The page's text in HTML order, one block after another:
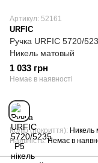
Артикул: 52161
URFIC
Ручка URFIC 5720/
Никель матовый
1 033 грн
Немає в наявності
Колір (покриття) Никель
Наявність Немає в